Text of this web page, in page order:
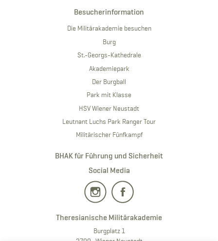
Besucherinformation
Die Militärakademie besuchen
Burg
St.-Georgs-Kathedrale
Akademiepark
Der Burgball
Park mit Klasse
HSV Wiener Neustadt
Leutnant Luchs Park Ranger Tour
Militärischer Fünfkampf
BHAK für Führung und Sicherheit
Social Media
Theresianische Militärakademie
Burgplatz 1